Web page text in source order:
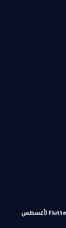
كل ما تريد معرفته عن Flutter 3.35 (أغسطس